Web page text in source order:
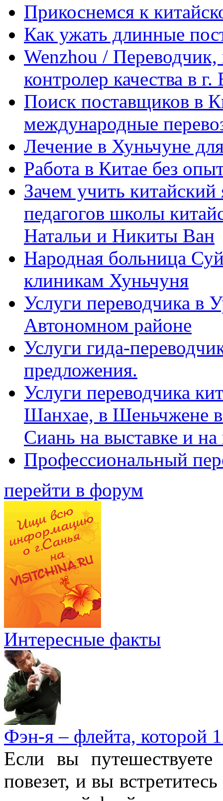
Прикоснемся к
Как ужать длинные
Wenzhou / Переводчик,
контролер качества в
Поиск поставщиков в
международные
Лечение в Хуньчуне
Работа в Китае без
Зачем учить
педагогов школы
Натальи и Никиты Ван
Народная больница
клиникам Хуньчуня
Услуги переводчика в
Автономном районе
Услуги гида-
предложения.
Услуги переводчика
Шанхае, в Шеньчжене
Сиань на выставке и
Профессиональный
перейти в форум
Интересные факты
Фэн-я – флейта, которой
Если вы
повезет, и вы